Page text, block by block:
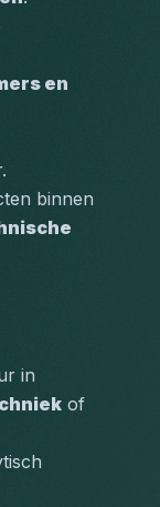
en
of